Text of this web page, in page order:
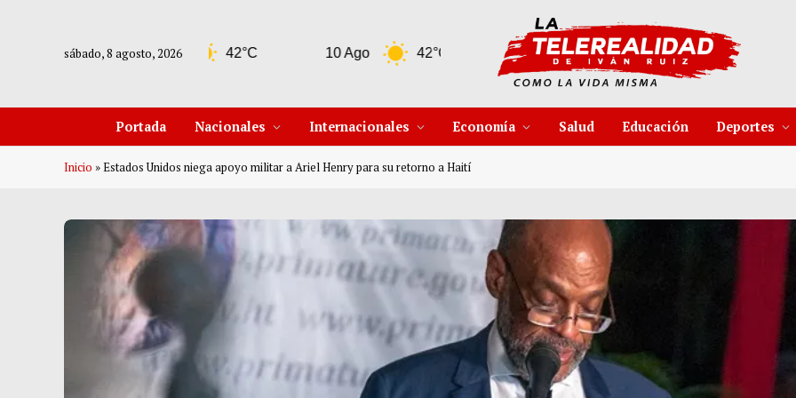
sábado, 8 agosto, 2026
9 Ago 42°C 42°C 37°C 12 Ago 34°C
Portada Nacionales Internacionales Economía Salud Educación Deportes
Inicio »Estados Unidos niega apoyo militar a Ariel Henry para su retorno a Haití